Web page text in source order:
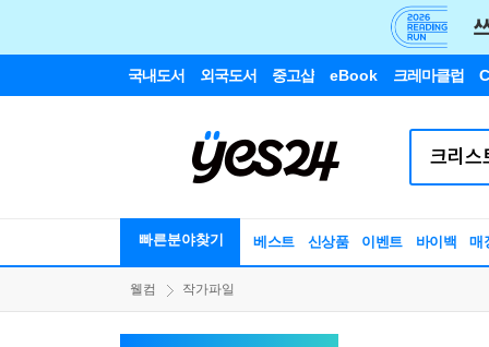
국내도서 외국도서 중고샵 eBook 크레마클럽
빠른분야찾기 베스트 신상품 이벤트 바이백 매
웰컴 작가파일